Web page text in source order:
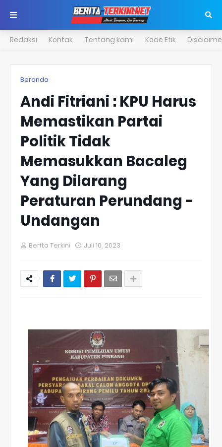
Redaksi Kontak Tentang kami Kode Etik
Beranda
Andi Fitriani : KPU Harus
Memastikan Partai
Politik Tidak
Memasukkan Bacaleg
Yang Dilarang
Peraturan Perundang -
Undangan
Berita Terkini Juli 10, 2023